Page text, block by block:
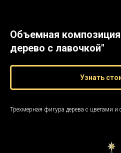
Объемная
дерево с лавочкой"
Узнать
Трехмерная фигура дерева с цветами и